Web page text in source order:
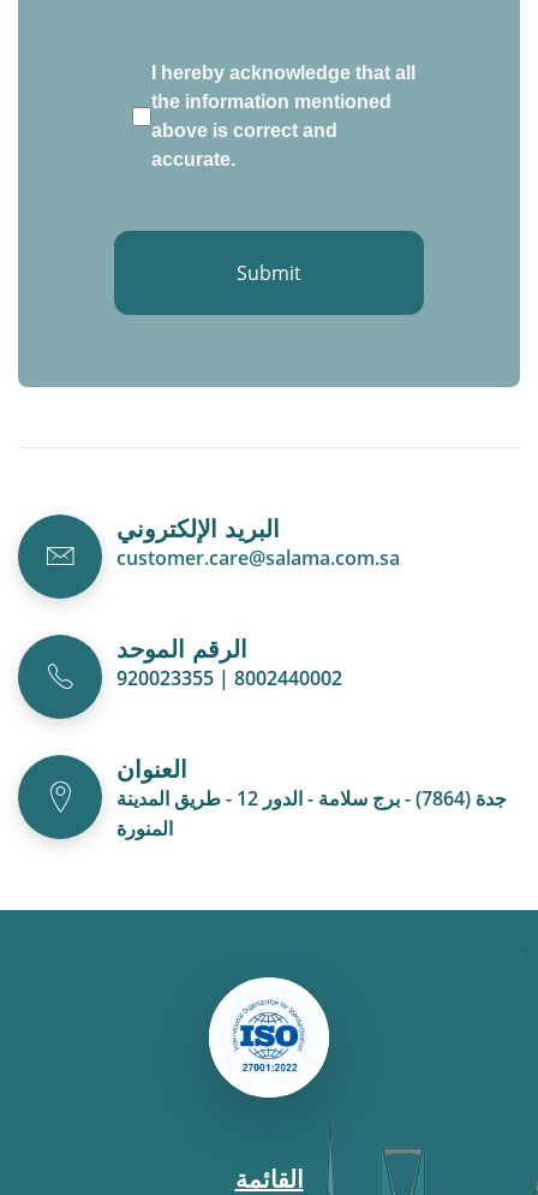
I hereby acknowledge that all
the information mentioned
above is correct and
accurate.
Submit
البريد الإلكتروني
customer.care@salama.com.sa
الرقم الموحد
920023355 | 8002440002
العنوان
جدة (7864) - برج سلامة - الدور 12 - طريق المدينة
المنورة
القائمة